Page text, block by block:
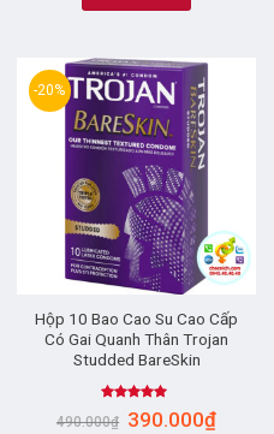
-20%
Hộp 10 Bao Cao Su Cao Cấp
Có Gai Quanh Thân Trojan
Studded BareSkin
Rated4.63
out of 5
490.000₫ 390.000₫